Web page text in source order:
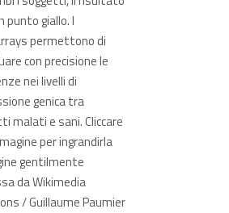
punto giallo. I
permettono di
con precisione le
nei livelli di
genica tra
malati e sani. Cliccare
per ingrandirla
gentilmente
da Wikimedia
/ Guillaume Paumier